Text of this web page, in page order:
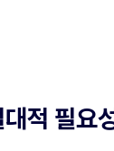
적 필요